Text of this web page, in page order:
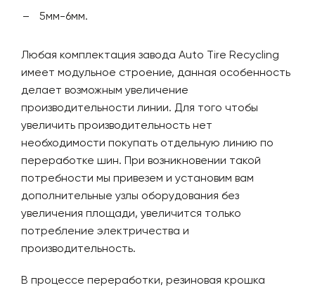
5мм-6мм.
Любая комплектация завода Auto Tire Recycling
имеет модульное строение, данная особенность
делает возможным увеличение
производительности линии. Для того чтобы
увеличить производительность нет
необходимости покупать отдельную линию по
переработке шин. При возникновении такой
потребности мы привезем и установим вам
дополнительные узлы оборудования без
увеличения площади, увеличится только
потребление электричества и
производительность.
В процессе переработки, резиновая крошка